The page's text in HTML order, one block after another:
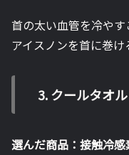
首の太い血管を冷やす
アイスノンを首に巻け
3. クールタオ
選んだ商品：接触冷